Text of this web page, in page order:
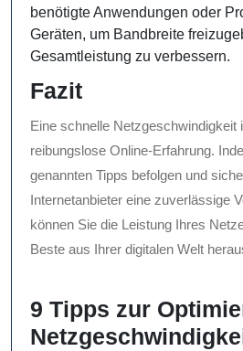
benötigte Anwendungen oder
Geräten, um Bandbreite
Gesamtleistung zu verbessern.
Fazit
Eine schnelle Netzgeschwindigkeit
reibungslose Online-Erfahrung.
genannten Tipps befolgen und
Internetanbieter eine zuverlässige
können Sie die Leistung Ihres
Beste aus Ihrer digitalen Welt
9 Tipps zur